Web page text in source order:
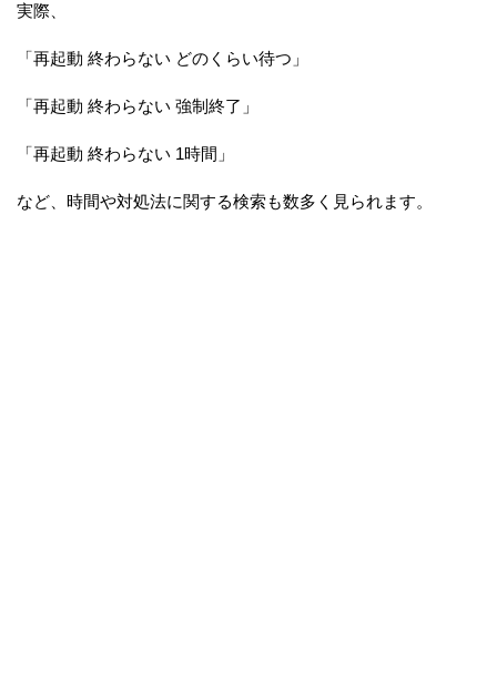
実際、
「再起動 終わらない どのくらい待つ」
「再起動 終わらない 強制終了」
「再起動 終わらない 1時間」
など、時間や対処法に関する検索も数多く見られます。